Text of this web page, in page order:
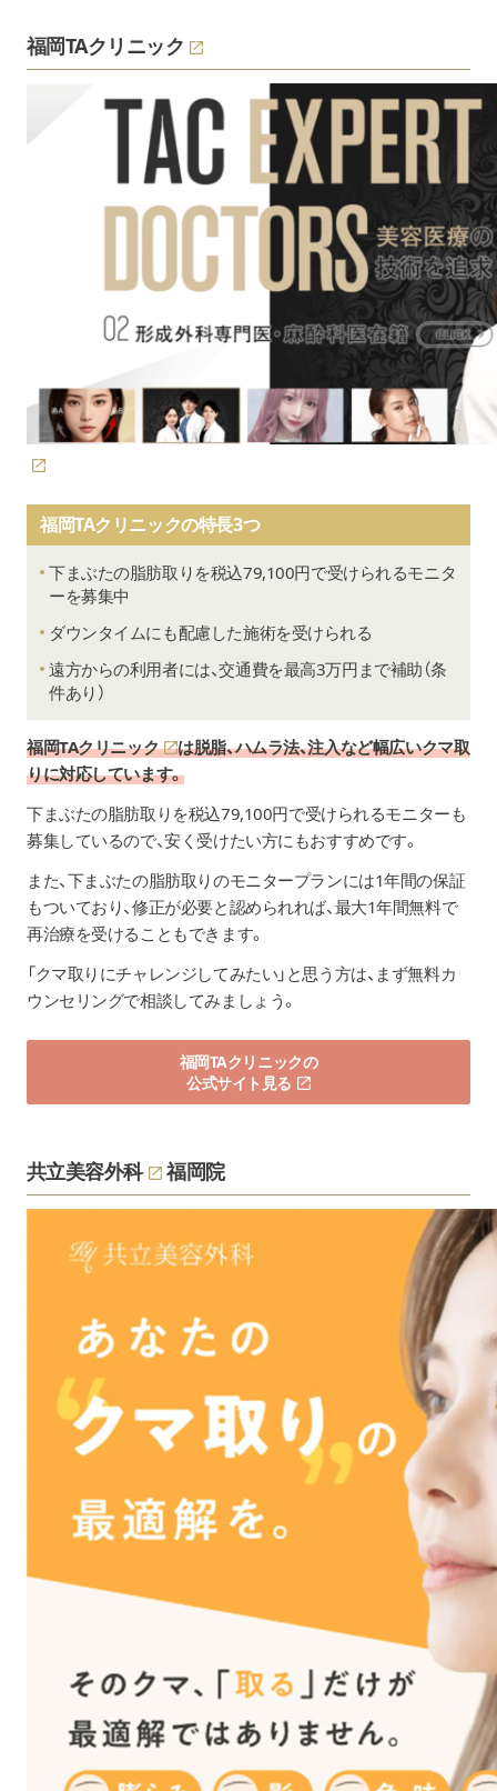
福岡TAクリニック
福岡TAクリニックの特長3つ
下まぶたの脂肪取りを税込79,100円で受けられるモニタ
ーを募集中
ダウンタイムにも配慮した施術を受けられる
遠方からの利用者には、交通費を最高3万円まで補助（条
件あり）
福岡TAクリニック
は脱脂、ハムラ法、注入など幅広いクマ取
りに対応しています。
下まぶたの脂肪取りを税込79,100円で受けられるモニターも
募集しているので、安く受けたい方にもおすすめです。
また、下まぶたの脂肪取りのモニタープランには1年間の保証
もついており、修正が必要と認められれば、最大1年間無料で
再治療を受けることもできます。
「クマ取りにチャレンジしてみたい」と思う方は、まず無料カ
ウンセリングで相談してみましょう。
福岡TAクリニックの
公式サイト見る
共立美容外科 福岡院